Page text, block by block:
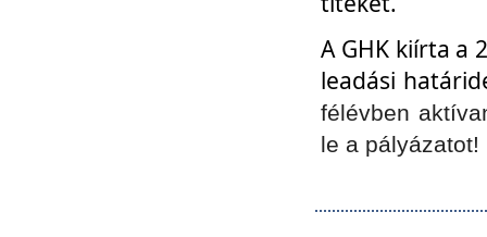
A GHK kiírta a
leadási
félévben
le a pályázatot!